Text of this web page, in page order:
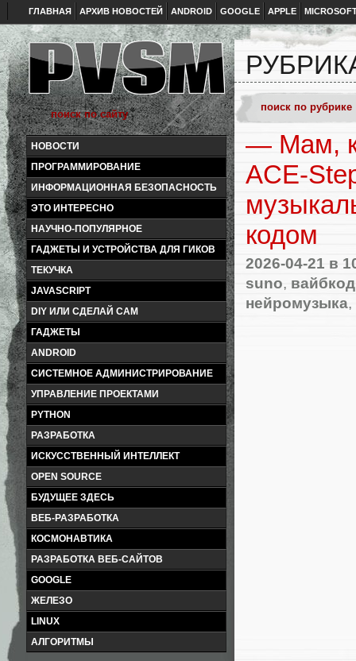
ГЛАВНАЯ АРХИВ НОВОСТЕЙ ANDROID GOOGLE APPLE
НОВОСТИ
ПРОГРАММИРОВАНИЕ
ИНФОРМАЦИОННАЯ БЕЗОПАСНОСТЬ
ЭТО ИНТЕРЕСНО
НАУЧНО-ПОПУЛЯРНОЕ
ГАДЖЕТЫ И УСТРОЙСТВА ДЛЯ ГИКОВ
ТЕКУЧКА
JAVASCRIPT
DIY ИЛИ СДЕЛАЙ САМ
ГАДЖЕТЫ
ANDROID
СИСТЕМНОЕ АДМИНИСТРИРОВАНИЕ
УПРАВЛЕНИЕ ПРОЕКТАМИ
PYTHON
РАЗРАБОТКА
ИСКУССТВЕННЫЙ ИНТЕЛЛЕКТ
OPEN SOURCE
БУДУЩЕЕ ЗДЕСЬ
ВЕБ-РАЗРАБОТКА
КОСМОНАВТИКА
РАЗРАБОТКА ВЕБ-САЙТОВ
GOOGLE
ЖЕЛЕЗО
LINUX
АЛГОРИТМЫ
— Мам,
кодом
2026-04-21 в
suno,
нейромузыка,